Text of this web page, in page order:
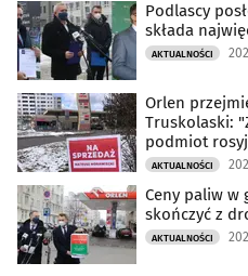
Podlascy
składa
AKTUALNOŚCI
Orlen
Truskolaski:
podmiot
AKTUALNOŚCI
Ceny paliw w
skończyć z
AKTUALNOŚCI